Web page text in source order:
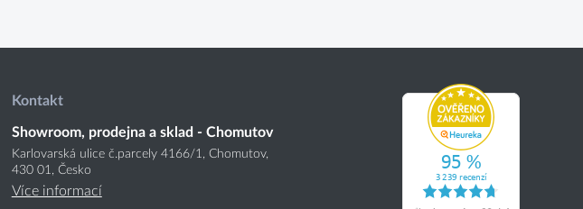
Kontakt
Showroom, prodejna a sklad - Chomutov
Karlovarská ulice č.parcely 4166/1, Chomutov,
430 01, Česko
Více informací